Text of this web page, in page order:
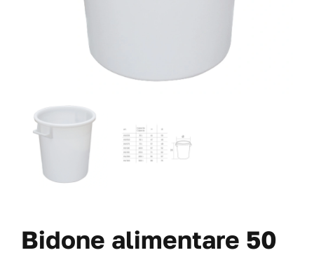
VAI AL PREVENTIVO
Bidone alimentare 50